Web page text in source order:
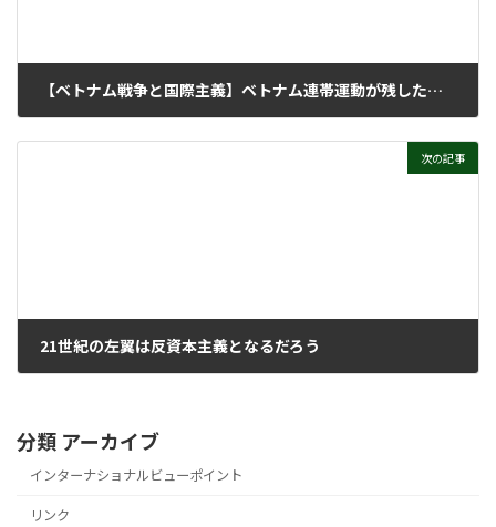
【ベトナム戦争と国際主義】ベトナム連帯運動が残したもの
次の記事
21世紀の左翼は反資本主義となるだろう
分類 アーカイブ
インターナショナルビューポイント
リンク